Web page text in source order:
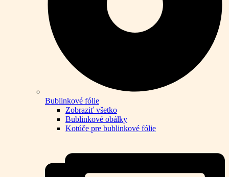
Bublinkové fólie
Zobraziť všetko
Bublinkové obálky
Kotúče pre bublinkové fólie